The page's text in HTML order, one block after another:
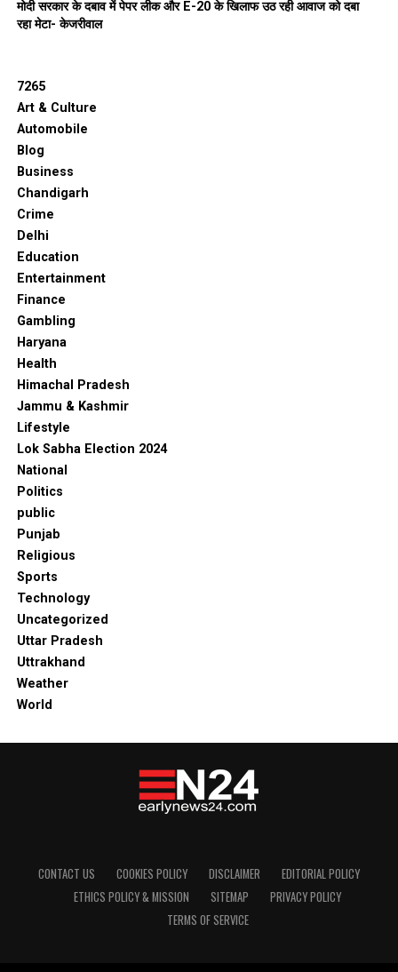
मोदी सरकार के दबाव में पेपर लीक और E-20 के खिलाफ उठ रही आवाज को दबा
रहा मेटा- केजरीवाल
7265
Art & Culture
Automobile
Blog
Business
Chandigarh
Crime
Delhi
Education
Entertainment
Finance
Gambling
Haryana
Health
Himachal Pradesh
Jammu & Kashmir
Lifestyle
Lok Sabha Election 2024
National
Politics
public
Punjab
Religious
Sports
Technology
Uncategorized
Uttar Pradesh
Uttrakhand
Weather
World
CONTACT US COOKIES POLICY DISCLAIMER
EDITORIAL POLICY
ETHICS POLICY & MISSION
SITEMAP
PRIVACY POLICY
TERMS OF SERVICE